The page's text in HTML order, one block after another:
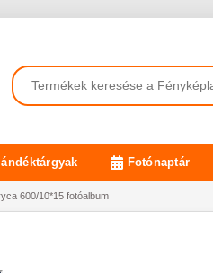
Fotónaptár
600/10*15 fotóalbum